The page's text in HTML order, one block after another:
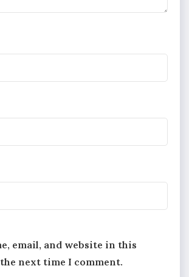
email, and website in this
next time I comment.